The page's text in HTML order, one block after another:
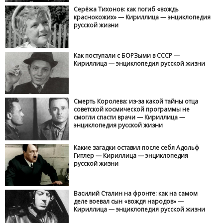
Серёжа Тихонов: как погиб «вождь
краснокожих» — Кириллица — энциклопедия
русской жизни
Как поступали с БОРЗыми в СССР —
Кириллица — энциклопедия русской жизни
Смерть Королева: из-за какой тайны отца
советской космической программы не
смогли спасти врачи — Кириллица —
энциклопедия русской жизни
Какие загадки оставил после себя Адольф
Гитлер — Кириллица — энциклопедия
русской жизни
Василий Сталин на фронте: как на самом
деле воевал сын «вождя народов» —
Кириллица — энциклопедия русской жизни